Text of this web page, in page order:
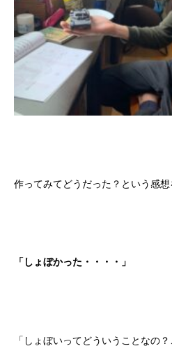
作ってみてどうだった？という感想
「しょぼかった・・・・」
「しょぼいってどういうことなの